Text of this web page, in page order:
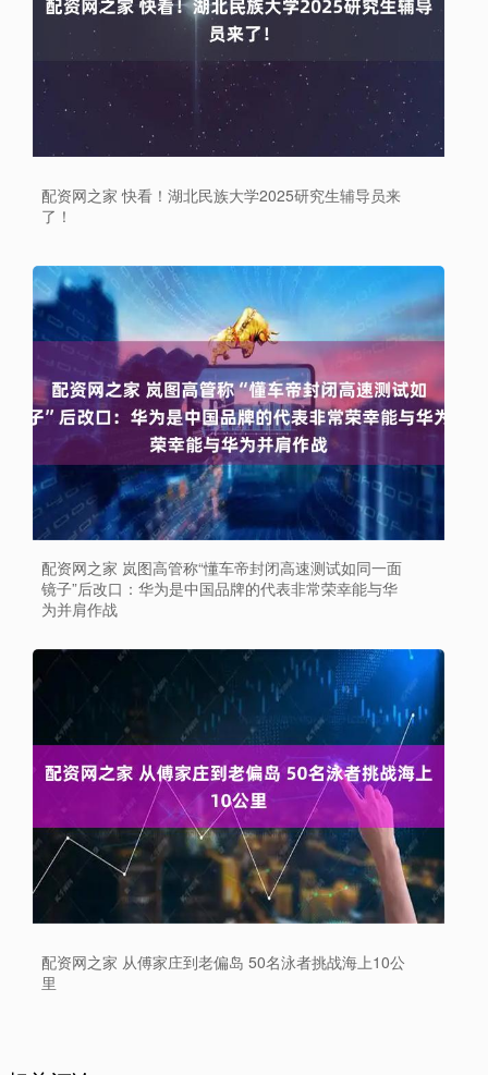
配资网之家 快看！湖北民族大学2025研究生辅导员来
了！
配资网之家 岚图高管称“懂车帝封闭高速测试如同一面
镜子”后改口：华为是中国品牌的代表非常荣幸能与华
为并肩作战
配资网之家 从傅家庄到老偏岛 50名泳者挑战海上10公
里